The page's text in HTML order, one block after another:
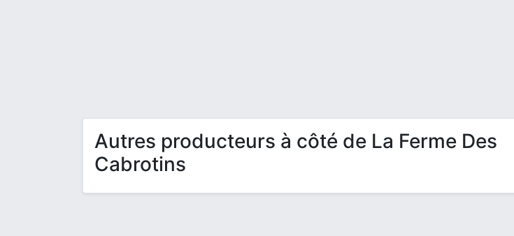
Autres producteurs à côté de La Ferme Des
Cabrotins